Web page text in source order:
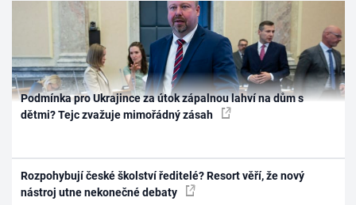
Podmínka pro Ukrajince za útok zápalnou lahví na dům s
dětmi? Tejc zvažuje mimořádný zásah
Rozpohybují české školství ředitelé? Resort věří, že nový
nástroj utne nekonečné debaty